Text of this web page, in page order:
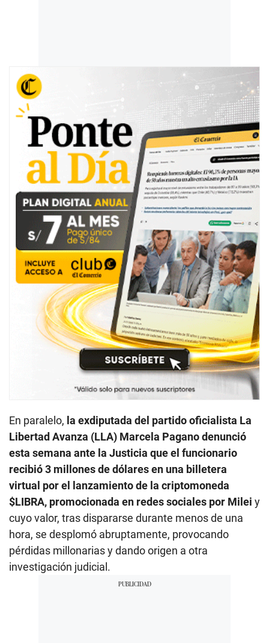
En paralelo, la exdiputada del partido oficialista La
Libertad Avanza (LLA) Marcela Pagano denunció
esta semana ante la Justicia que el funcionario
recibió 3 millones de dólares en una billetera
virtual por el lanzamiento de la criptomoneda
$LIBRA, promocionada en redes sociales por Milei y
cuyo valor, tras dispararse durante menos de una
hora, se desplomó abruptamente, provocando
pérdidas millonarias y dando origen a otra
investigación judicial.